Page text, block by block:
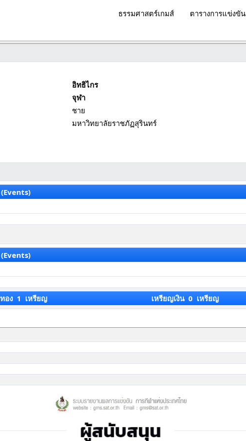
ธรรมศาสตร์เกมส์ ตารางการแข่งขัน
อิทธิไกร
จุฬา
ชาย
มหาวิทยาลัยราชภัฏสุรินทร์
อง 1 เหรียญ เหรียญเงิน 0 เหรียญ